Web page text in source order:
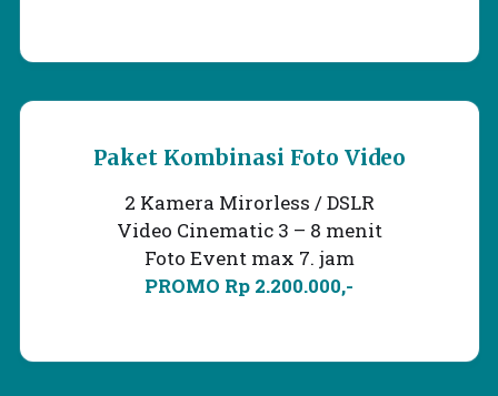
Paket Kombinasi Foto Video
2 Kamera Mirorless / DSLR
Video Cinematic 3 – 8 menit
Foto Event max 7. jam
PROMO Rp 2.200.000,-